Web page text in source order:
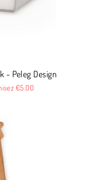
- Peleg Design
€5.00